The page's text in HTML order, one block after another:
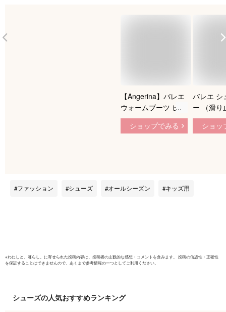
【Angerina】バレエ
ウォームブーツ ピン
ク ホワイト シュー
ズカバー トウシュー
ッズ 大人 バレエブ
ショップでみる
バレエ シ
ー （滑り
日本製
屋 トゥ
ショッ
ファッション シューズ オールシーズン キッズ用
※わたしと、暮らし。 に寄せられた投稿内容は、投稿者の主観的な感想・コメントを含みます。 投稿の信憑性・正確性
を保証することはできませんので、あくまで参考情報の一つとしてご利用ください。
シューズの人気おすすめランキング